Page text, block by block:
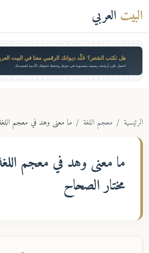
البيت العربي
هل تكتب الشعر؟ خَلّد ديوانك الرقمي معنا في البيت
احصل على أرشفة رسمية مضمونة في جوجل وحفظ حقوقك الأدبية لقصيدتك
الرئيسية معجم اللغة ما معنى وهد في معجم
ما معنى وهد في معجم
مختار الصحاح